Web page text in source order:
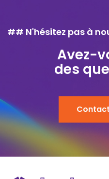
## N'hésitez pas à
Avez-
des